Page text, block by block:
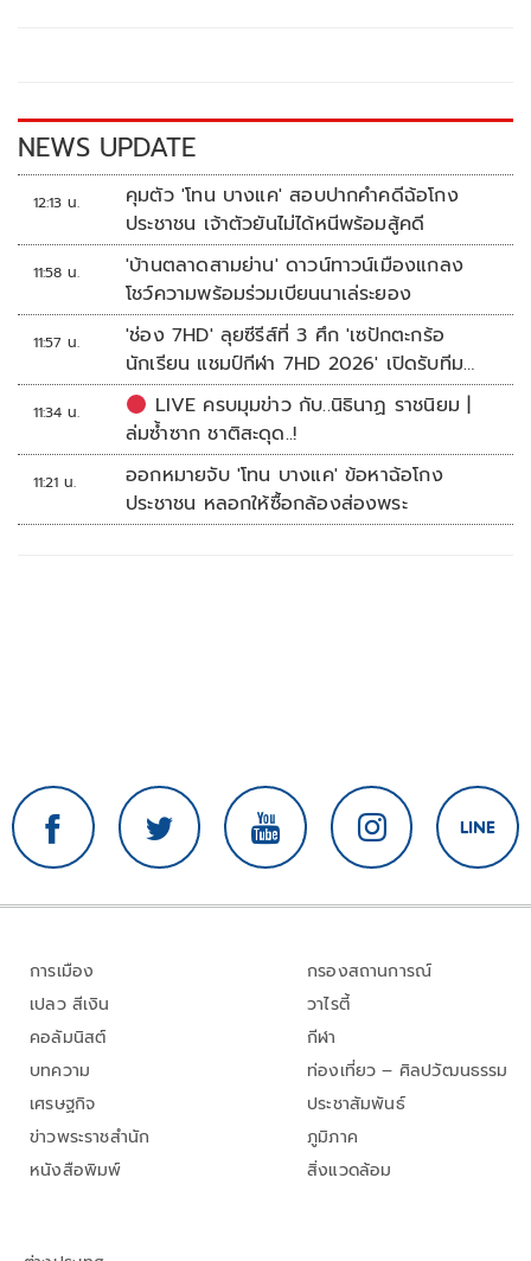
k k
NEWS UPDATE
12:13 น.
คุมตัว 'โทน บางแค' สอบปากคำคดีฉ้อโกง
ประชาชน เจ้าตัวยันไม่ได้หนีพร้อมสู้คดี
11:58 น.
'บ้านตลาดสามย่าน' ดาวน์ทาวน์เมืองแกลง
โชว์ความพร้อมร่วมเบียนนาเล่ระยอง
11:57 น.
'ช่อง 7HD' ลุยซีรีส์ที่ 3 ศึก 'เซปักตะกร้อ
นักเรียน แชมป์กีฬา 7HD 2026' เปิดรับทีม
หญิงครั้งแรก
11:34 น.
LIVE ครบมุมข่าว กับ..นิธินาฏ ราชนิยม |
ล่มซ้ำซาก ชาติสะดุด..!
11:21 น.
ออกหมายจับ 'โทน บางแค' ข้อหาฉ้อโกง
ประชาชน หลอกให้ซื้อกล้องส่องพระ
การเมือง
เปลว สีเงิน
คอลัมนิสต์
บทความ
เศรษฐกิจ
ข่าวพระราชสำนัก
หนังสือพิมพ์
กรองสถานการณ์
วาไรตี้
กีฬา
ท่องเที่ยว – ศิลปวัฒนธรรม
ประชาสัมพันธ์
ภูมิภาค
สิ่งแวดล้อม